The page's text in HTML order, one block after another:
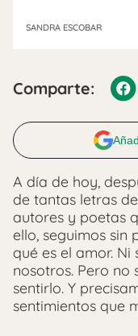
SANDRA ESCOBAR
Comparte:
A día de hoy,
de tantas letras
autores y poetas
ello, seguimos sin
qué es el amor. Ni
nosotros. Pero no
sentirlo. Y
sentimientos que